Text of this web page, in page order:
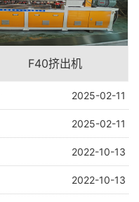
F40挤出机
2025-02-11
2025-02-11
2022-10-13
2022-10-13